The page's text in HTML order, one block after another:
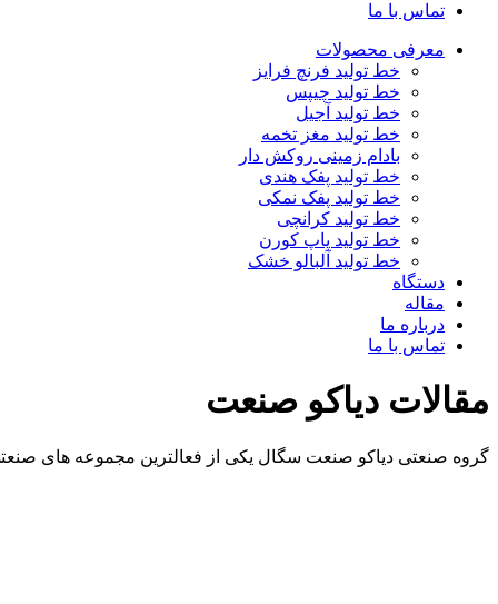
تماس با ما
معرفی محصولات
خط تولید فرنچ فرایز
خط تولید چیپس
خط تولید آجیل
خط تولید مغز تخمه
بادام زمینی روکش دار
خط تولید پفک هندی
خط تولید پفک نمکی
خط تولید کرانچی
خط تولید پاپ کورن
خط تولید آلبالو خشک
دستگاه
مقاله
درباره ما
تماس با ما
مقالات دیاکو صنعت
گروه صنعتی دیاکو صنعت سگال یکی از فعالترین مجموعه های